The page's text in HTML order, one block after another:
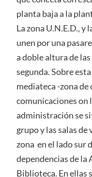
planta baja a la
La zona U.N.E.D., y
unen por una
a doble altura de
segunda. Sobre
mediateca -zona
comunicaciones on
administración se
grupo y las salas
zona en el lado sur
dependencias de la
Biblioteca. En ellas